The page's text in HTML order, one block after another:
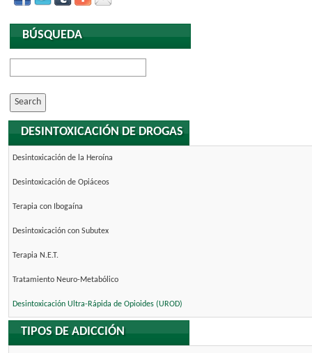
BÚSQUEDA
DESINTOXICACIÓN DE DROGAS
Desintoxicación de la Heroína
Desintoxicación de Opiáceos
Terapia con Ibogaína
Desintoxicación con Subutex
Terapia N.E.T.
Tratamiento Neuro-Metabólico
Desintoxicación Ultra-Rápida de Opioides (UROD)
TIPOS DE ADICCIÓN